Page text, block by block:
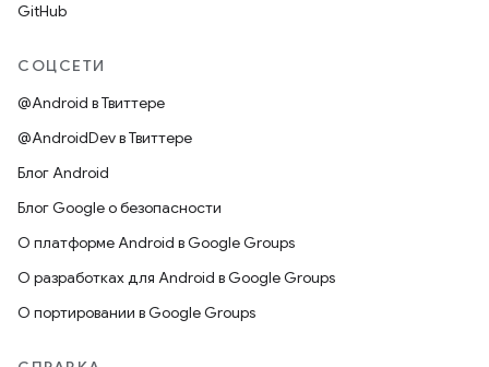
GitHub
СОЦСЕТИ
@Android в Твиттере
@AndroidDev в Твиттере
Блог Android
Блог Google о безопасности
О платформе Android в Google Groups
О разработках для Android в Google Groups
О портировании в Google Groups